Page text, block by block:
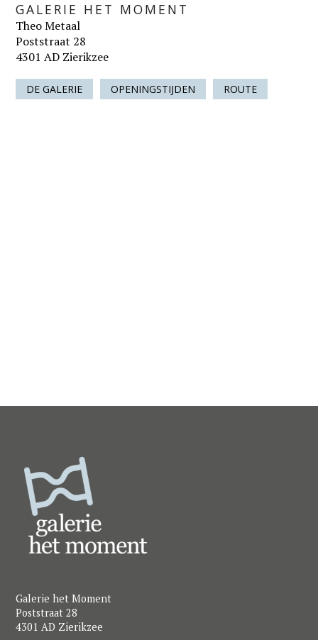
GALERIE HET MOMENT
Theo Metaal
Poststraat 28
4301 AD Zierikzee
DE GALERIE OPENINGSTIJDEN ROUTE
Galerie het Moment
Poststraat 28
4301 AD Zierikzee